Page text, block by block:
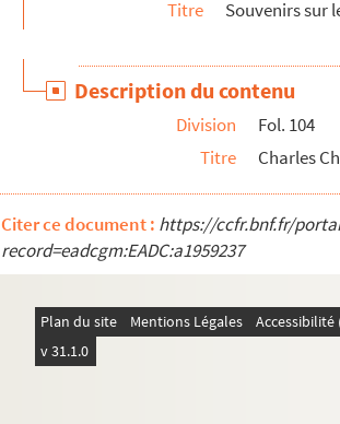
Titre Souvenirs sur
Description du contenu
Division
Fol. 104
Titre
Charles
Citer ce document : https://ccfr.bnf.fr/
record=eadcgm:EADC:a1959237
Plan du site Mentions Légales
v 31.1.0